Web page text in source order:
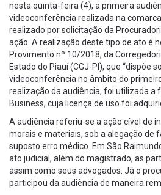
nesta quinta-feira (4), a primeira
videoconferência realizada na
realizado por solicitação da
ação. A realização deste tipo de ato é
Provimento nº 10/2018, da
Estado do Piauí (CGJ-PI), que “dispõe
videoconferência no âmbito do
realização da audiência, foi utilizada a
Business, cuja licença de uso foi
A audiência referiu-se a ação cível de
morais e materiais, sob a alegação de
suposto erro médico. Em São
ato judicial, além do magistrado, as
assim como seus advogados. Já o
participou da audiência de maneira